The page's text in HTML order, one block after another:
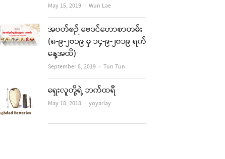
May 15, 2019 Author
Wun Lae
အပတ်စဉ် ဗေဒင်ဟောစာတမ်း
(၈-၉-၂၀၁၉ မှ ၁၄-၉-၂၀၁၉ ရက်
နေ့အထိ)
September 8, 2019 Author
Tun Tun
ရှေးလူတို့ရဲ့ ဘက်ထရီ
May 18, 2018 Author
yoyarlay